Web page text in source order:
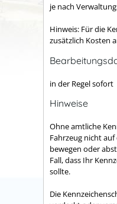
je nach
Hinweis: Für die
zusätzlich Kosten
in der Regel sofort
Hinweise
Ohne amtliche
Fahrzeug nicht
bewegen oder
Fall, dass Ihr
sollte.
Die